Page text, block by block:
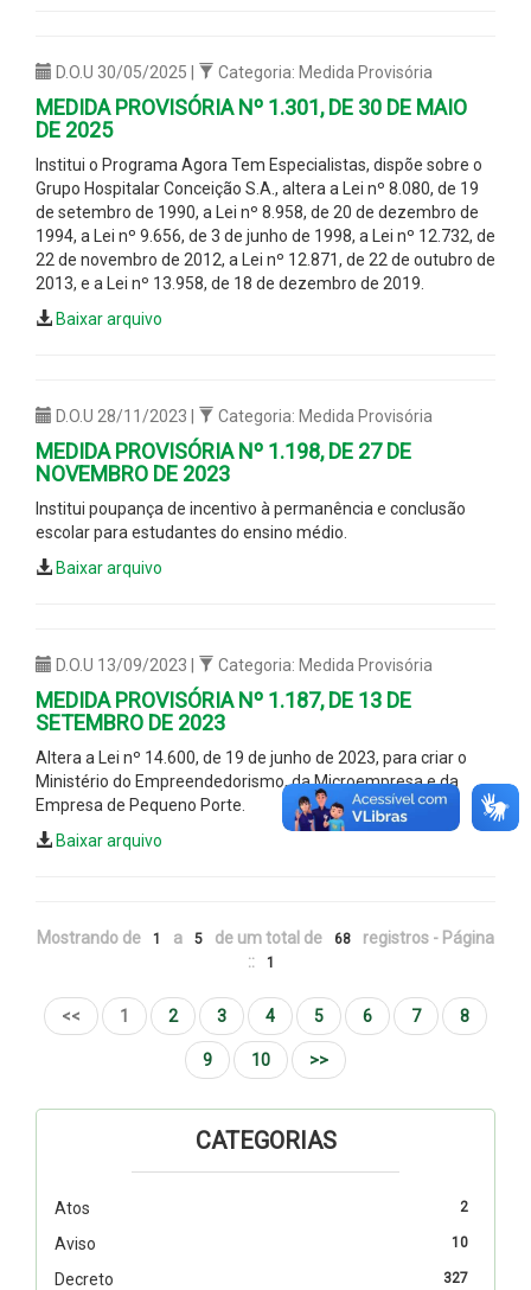
D.O.U 30/05/2025 | Categoria: Medida Provisória
MEDIDA PROVISÓRIA Nº 1.301, DE 30 DE MAIO
DE 2025
Institui o Programa Agora Tem Especialistas, dispõe sobre o
Grupo Hospitalar Conceição S.A., altera a Lei nº 8.080, de 19
de setembro de 1990, a Lei nº 8.958, de 20 de dezembro de
1994, a Lei nº 9.656, de 3 de junho de 1998, a Lei nº 12.732, de
22 de novembro de 2012, a Lei nº 12.871, de 22 de outubro de
2013, e a Lei nº 13.958, de 18 de dezembro de 2019.
Baixar arquivo
D.O.U 28/11/2023 | Categoria: Medida Provisória
MEDIDA PROVISÓRIA Nº 1.198, DE 27 DE
NOVEMBRO DE 2023
Institui poupança de incentivo à permanência e conclusão
escolar para estudantes do ensino médio.
Baixar arquivo
D.O.U 13/09/2023 | Categoria: Medida Provisória
MEDIDA PROVISÓRIA Nº 1.187, DE 13 DE
SETEMBRO DE 2023
Altera a Lei nº 14.600, de 19 de junho de 2023, para criar o
Ministério do Empreendedorismo, da Microempresa e da
Empresa de Pequeno Porte.
Baixar arquivo
Mostrando de 1 a 5 de um total de 68
registros - Página
::
1
<< 1 2 3 4 5 6 7 8
9 10 >>
CATEGORIAS
2
Atos
10
Aviso
327
Decreto